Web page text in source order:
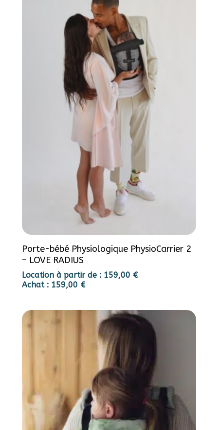
Porte-bébé Physiologique PhysioCarrier 2
– LOVE RADIUS
Location à partir de : 159,00 €
Achat : 159,00 €